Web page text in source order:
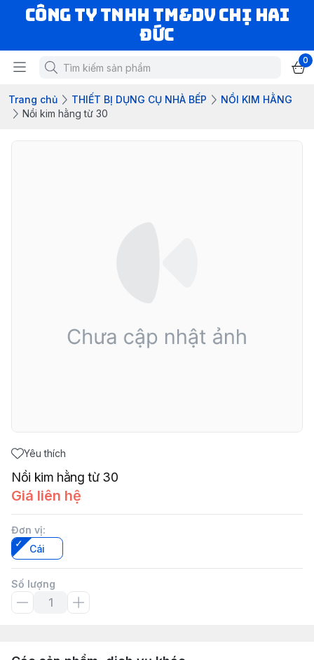
CÔNG TY TNHH TM&DV CHỊ HAI
ĐỨC
0
Trang chủ THIẾT BỊ DỤNG CỤ NHÀ BẾP
NỒI KIM HẰNG
Nồi kim hằng từ 30
Yêu thích
Nồi kim hằng từ 30
Giá liên hệ
Đơn vị:
Cái
Số lượng